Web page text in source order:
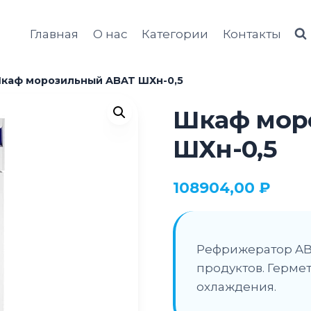
Главная О нас Категории Контакты
морозильный ABAT ШХн-0,5
Шкаф
ШХн-0,5
108904,00 ₽
Рефрижератор
продуктов.
охлаждения.